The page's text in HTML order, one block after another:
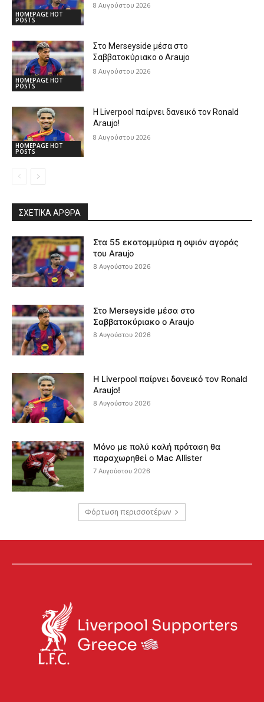
HOMEPAGE HOT
POSTS
8 Αυγούστου 2026
HOMEPAGE HOT
POSTS
Στο Merseyside μέσα στο
Σαββατοκύριακο ο Araujo
8 Αυγούστου 2026
HOMEPAGE HOT
POSTS
Η Liverpool παίρνει δανεικό τον Ronald
Araujo!
8 Αυγούστου 2026
ΣΧΕΤΙΚΆ ΆΡΘΡΑ
Στα 55 εκατομμύρια η οψιόν αγοράς
του Araujo
8 Αυγούστου 2026
Στο Merseyside μέσα στο
Σαββατοκύριακο ο Araujo
8 Αυγούστου 2026
Η Liverpool παίρνει δανεικό τον Ronald
Araujo!
8 Αυγούστου 2026
Μόνο με πολύ καλή πρόταση θα
παραχωρηθεί ο Mac Allister
7 Αυγούστου 2026
Φόρτωση περισσοτέρων